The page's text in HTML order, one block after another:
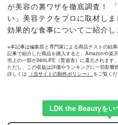
が美容の裏ワザを徹底調査！
い」美容テクをプロに取材し
効果的な食事についてご紹介し
※本記事は編集部と専門家による商品テストの結果
記事で紹介した商品を購入すると、Amazonや楽
売上の一部が360LiFE（晋遊舎）に還元されます。
ただし、この収益は評価やランキングに一切影響
詳しくは
（当サイトの制作ポリシー） をご覧くだ
LDK the Beautyをい